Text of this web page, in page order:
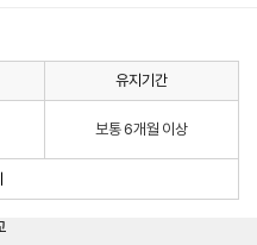
유지기간
보통 6개월 이상